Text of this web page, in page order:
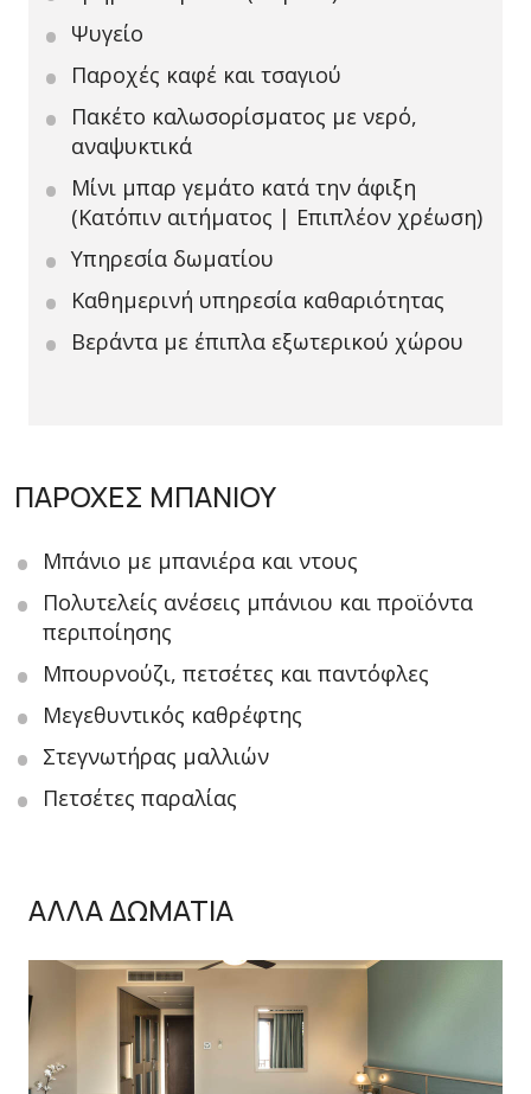
Ψυγείο
Παροχές καφέ και τσαγιού
Πακέτο καλωσορίσματος με νερό,
αναψυκτικά
Μίνι μπαρ γεμάτο κατά την άφιξη
(Κατόπιν αιτήματος | Επιπλέον χρέωση)
Υπηρεσία δωματίου
Καθημερινή υπηρεσία καθαριότητας
Βεράντα με έπιπλα εξωτερικού χώρου
ΠΑΡΟΧΕΣ ΜΠΑΝΙΟΥ
Μπάνιο με μπανιέρα και ντους
Πολυτελείς ανέσεις μπάνιου και προϊόντα
περιποίησης
Μπουρνούζι, πετσέτες και παντόφλες
Μεγεθυντικός καθρέφτης
Στεγνωτήρας μαλλιών
Πετσέτες παραλίας
ΑΛΛΑ ΔΩΜΑΤΙΑ